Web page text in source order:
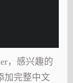
，感兴趣的
加完整中文